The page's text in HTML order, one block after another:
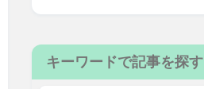
キーワードで記事を探す